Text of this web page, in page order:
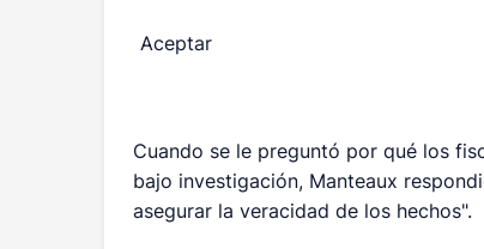
Aceptar
Cuando se le preguntó por qué los
bajo investigación, Manteaux
asegurar la veracidad de los hechos".